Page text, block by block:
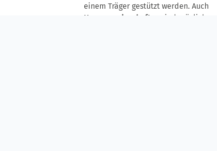
einem Träger gestützt werden. Auch
Hausgemeinschaften
sind möglich,